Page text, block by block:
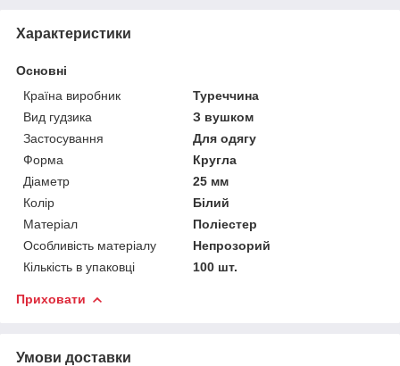
Характеристики
Основні
Країна виробник
Туреччина
Вид гудзика
З вушком
Застосування
Для одягу
Форма
Кругла
Діаметр
25 мм
Колір
Білий
Матеріал
Поліестер
Особливість матеріалу
Непрозорий
Кількість в упаковці
100 шт.
Приховати
Умови доставки